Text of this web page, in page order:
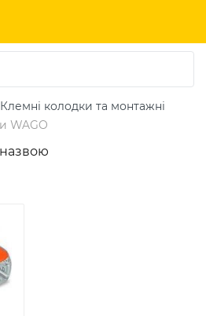
Клемні колодки та монтажні
WAGO
назвою